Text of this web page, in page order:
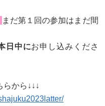
まだ第１回の参加はまだ間
日中にお申し込みくださ
らから↓↓↓